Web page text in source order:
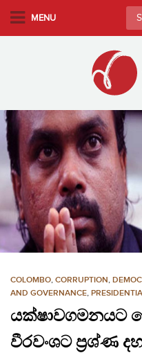
m
n
n
t
e
MENU
for:
COLOMBO, CORRUPTION,
AND GOVERNANCE,
යක්ෂාවගමනයට
වීරවංශට ප්‍රශ්ණ